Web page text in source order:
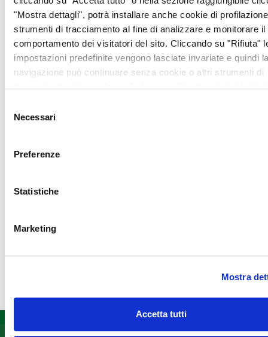
"Mostra dettagli", potrà installare anche cookie di
strumenti di tracciamento al fine di analizzare e monitorare il
comportamento dei visitatori del sito. Cliccando su "Rifiuta"
impostazioni predefinite vengono lasciate invariate e quindi
navigazione può continuare senza cookie o altri strumenti di
delNecessari
Preferenze
Statistiche
Marketing
Mostra
Accetta tutti
oltre 35.000 aventi diritto
nel medesimo ambito.
VISITE
Sabato 24 Marzo | TERNI
o scrivere a
info.umbria@ant.it